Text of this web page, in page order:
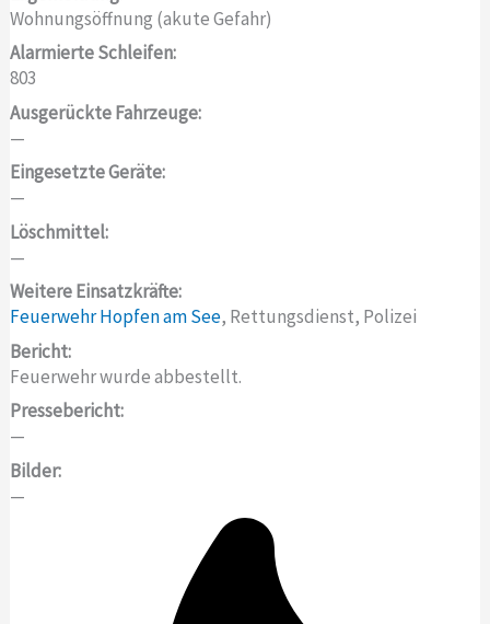
Wohnungsöffnung (akute Gefahr)
Alarmierte Schleifen:
803
Ausgerückte Fahrzeuge:
—
Eingesetzte Geräte:
—
Löschmittel:
—
Weitere Einsatzkräfte:
Feuerwehr Hopfen am See, Rettungsdienst, Polizei
Bericht:
Feuerwehr wurde abbestellt.
Pressebericht:
—
Bilder:
—